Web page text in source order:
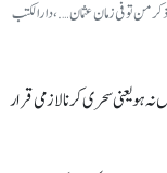
والنہایۃ جلد 4 جزء 7صفحہ 212، سنۃ 35ھ، ذکر من توفی زمان عثمان….، دارالکتب
نہ ہو یعنی سحری کرنا لازمی قرار